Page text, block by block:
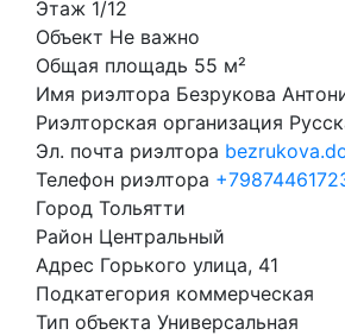
Этаж 1/12
Объект Не важно
Общая площадь 55 м²
Имя риэлтора Безрукова
Риэлторская организация
Эл. почта риэлтора
Телефон риэлтора
Город Тольятти
Район Центральный
Адрес Горького улица, 41
Подкатегория коммерческая
Тип объекта Универсальная